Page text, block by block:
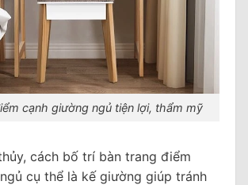
cạnh giường ngủ tiện lợi, thẩm mỹ
cách bố trí bàn trang điểm
cụ thể là kế giường giúp tránh